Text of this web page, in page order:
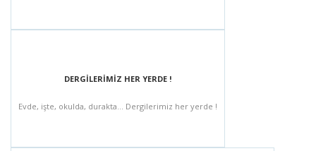
DERGİLERİMİZ HER YERDE !
Evde, işte, okulda, durakta... Dergilerimiz her yerde !